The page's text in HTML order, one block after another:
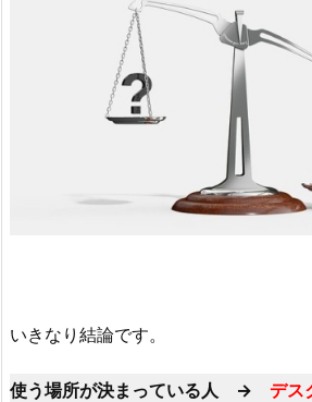
いきなり結論です。
使う場所が決まっている人 → デス